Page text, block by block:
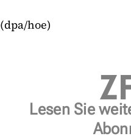
(dpa/hoe)
Lesen Sie